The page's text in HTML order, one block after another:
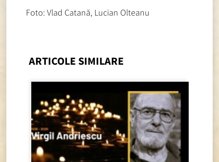
Foto: Vlad Catană, Lucian Olteanu
ARTICOLE SIMILARE